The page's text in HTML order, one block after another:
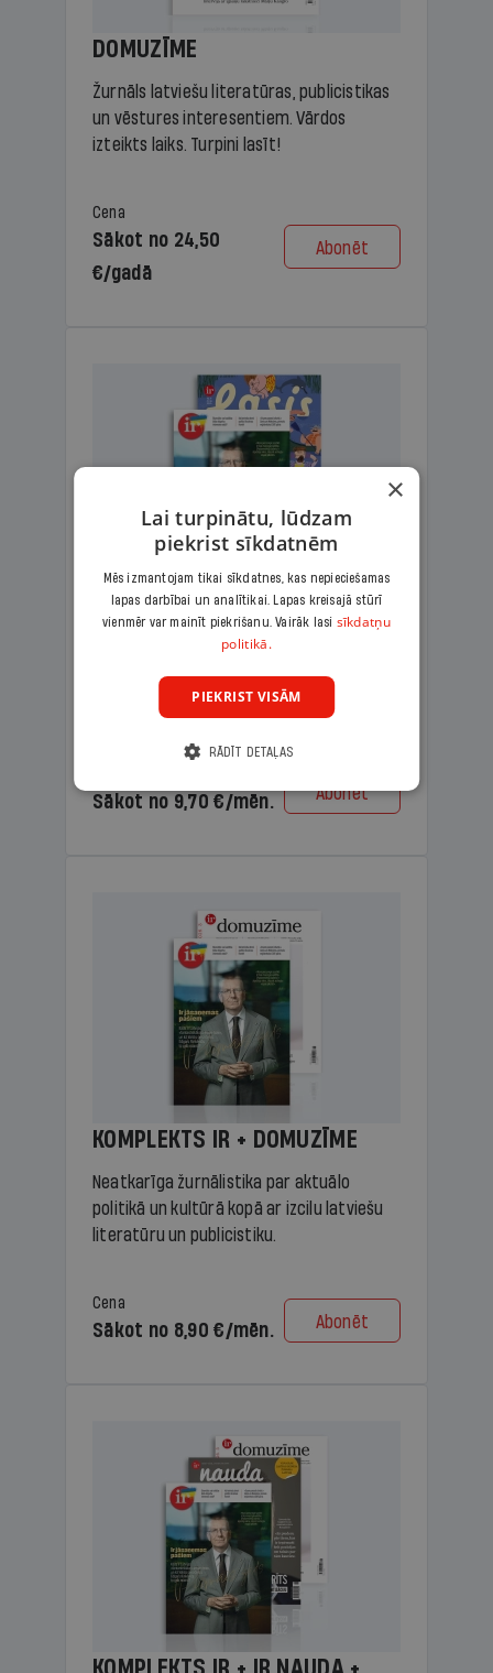
DOMUZĪME
Žurnāls latviešu literatūras, publicistikas
un vēstures interesentiem. Vārdos
izteikts laiks. Turpini lasīt!
Cena
Sākot no 24,50
€/gadā
Abonēt
KOMPLEKTS IR + LASIS
Ģimenes komplekts – aizraujošs
lasāmžurnāls bērniem un analītiska
lasāmviela vecākiem.
Sākot no 9,70 €/mēn. Abonēt
KOMPLEKTS IR + DOMUZĪME
Neatkarīga žurnālistika par aktuālo
politikā un kultūrā kopā ar izcilu latviešu
literatūru un publicistiku.
Cena
Sākot no 8,90 €/mēn. Abonēt
×
Lai turpinātu, lūdzam
piekrist sīkdatnēm
Mēs izmantojam tikai sīkdatnes, kas nepieciešamas
lapas darbībai un analītikai. Lapas kreisajā stūrī
vienmēr var mainīt piekrišanu. Vairāk lasi sīkdatņu
politikā.
PIEKRIST VISĀM
RĀDĪT DETAĻAS